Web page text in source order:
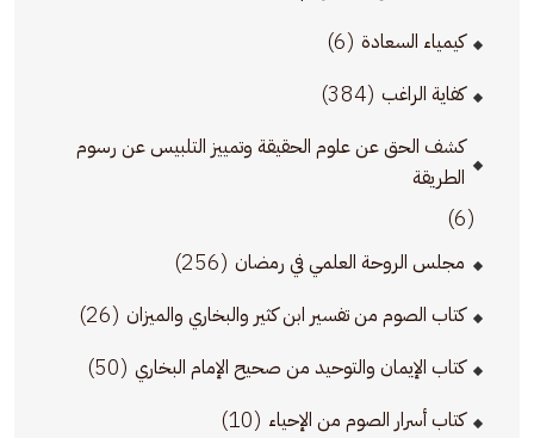
كيمياء السعادة (6)
كفاية الراغب (384)
كشف الحق عن علوم الحقيقة وتمييز التلبيس عن رسوم
الطريقة
(6)
مجلس الروحة العلمي في رمضان (256)
كتاب الصوم من تفسير ابن كثير والبخاري والميزان (26)
كتاب الإيمان والتوحيد من صحيح الإمام البخاري (50)
كتاب أسرار الصوم من الإحياء (10)